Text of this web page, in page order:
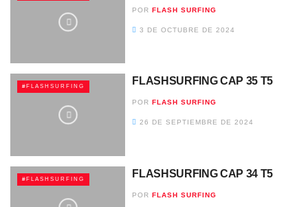
POR FLASH SURFING
3 DE OCTUBRE DE 2024
#FLASHSURFING FLASHSURFING CAP 35 T5
POR FLASH SURFING
26 DE SEPTIEMBRE DE 2024
#FLASHSURFING FLASHSURFING CAP 34 T5
POR FLASH SURFING